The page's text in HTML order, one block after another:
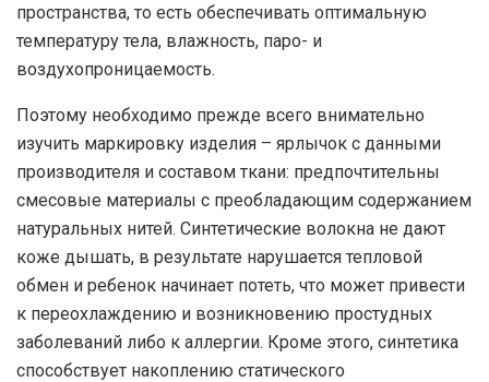
пространства, то есть обеспечивать оптимальную
температуру тела, влажность, паро- и
воздухопроницаемость.
Поэтому необходимо прежде всего внимательно
изучить маркировку изделия – ярлычок с данными
производителя и составом ткани: предпочтительны
смесовые материалы с преобладающим содержанием
натуральных нитей. Синтетические волокна не дают
коже дышать, в результате нарушается тепловой
обмен и ребенок начинает потеть, что может привести
к переохлаждению и возникновению простудных
заболеваний либо к аллергии. Кроме этого, синтетика
способствует накоплению статического